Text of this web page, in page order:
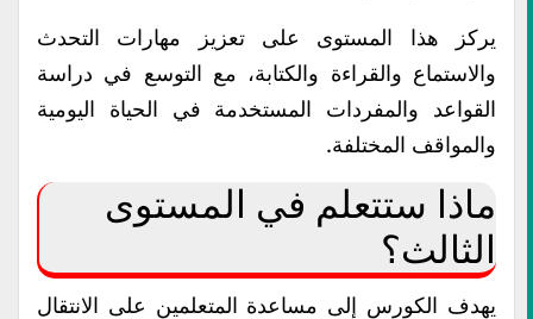
يركز هذا المستوى على تعزيز مهارات التحدث
والاستماع والقراءة والكتابة، مع التوسع في دراسة
القواعد والمفردات المستخدمة في الحياة اليومية
والمواقف المختلفة.
ماذا ستتعلم في المستوى
الثالث؟
يهدف الكورس إلى مساعدة المتعلمين على الانتقال